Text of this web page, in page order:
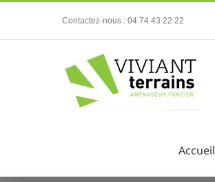
Contactez-nous : 04 74 43 22 22
Accueil